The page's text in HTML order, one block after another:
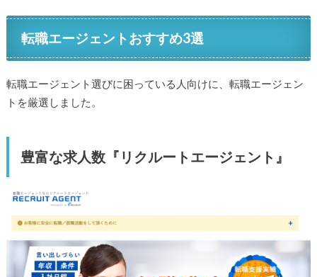
転職エージェントおすすめ3選
転職エージェント選びに困っている人向けに、転職エージェン
トを厳選しました。
豊富な求人数『リクルートエージェント』